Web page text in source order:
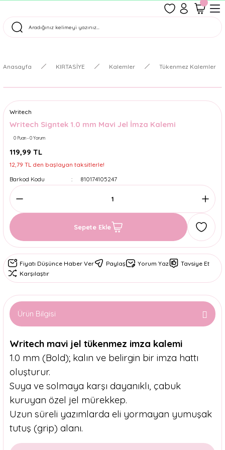
Tüm Siparişler Aynı Gün Kargoda!
Anasayfa KIRTASİYE Kalemler Tükenmez Kalemler
Writech
Writech Signtek 1.0 mm Mavi Jel İmza Kalemi
0 Puan - 0 Yorum
119,99 TL
12,79 TL den başlayan taksitlerle!
Barkod Kodu
810174105247
Sepete Ekle
Fiyatı Düşünce Haber Ver Paylaş Yorum Yaz
Tavsiye Et
Karşılaştır
Ürün Bilgisi
Writech mavi jel tükenmez imza kalemi
1.0 mm (Bold); kalın ve belirgin bir imza hattı
oluşturur.
Suya ve solmaya karşı dayanıklı, çabuk
kuruyan özel jel mürekkep.
Uzun süreli yazımlarda eli yormayan yumuşak
tutuş (grip) alanı.